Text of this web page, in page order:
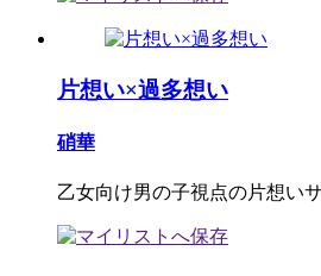
片想い×過多想い
硝華
乙女向け男の子視点の片想い